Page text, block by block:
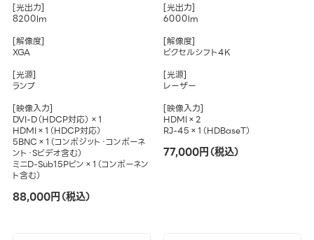
[光出力]
8200lm
[解像度]
XGA
[光源]
ランプ
[映像入力]
DVI-D（HDCP対応）×1
HDMI×1（HDCP対応）
5BNC×1（コンポジット・コンポーネ
ント・Sビデオ含む）
ミニD-Sub15Pピン×1（コンポーネン
ト含む）
88,000円（税込）
[光出力]
6000lm
[解像度]
ピクセルシフト4K
[光源]
レーザー
[映像入力]
HDMI×2
RJ-45×1（HDBaseT）
77,000円（税込）